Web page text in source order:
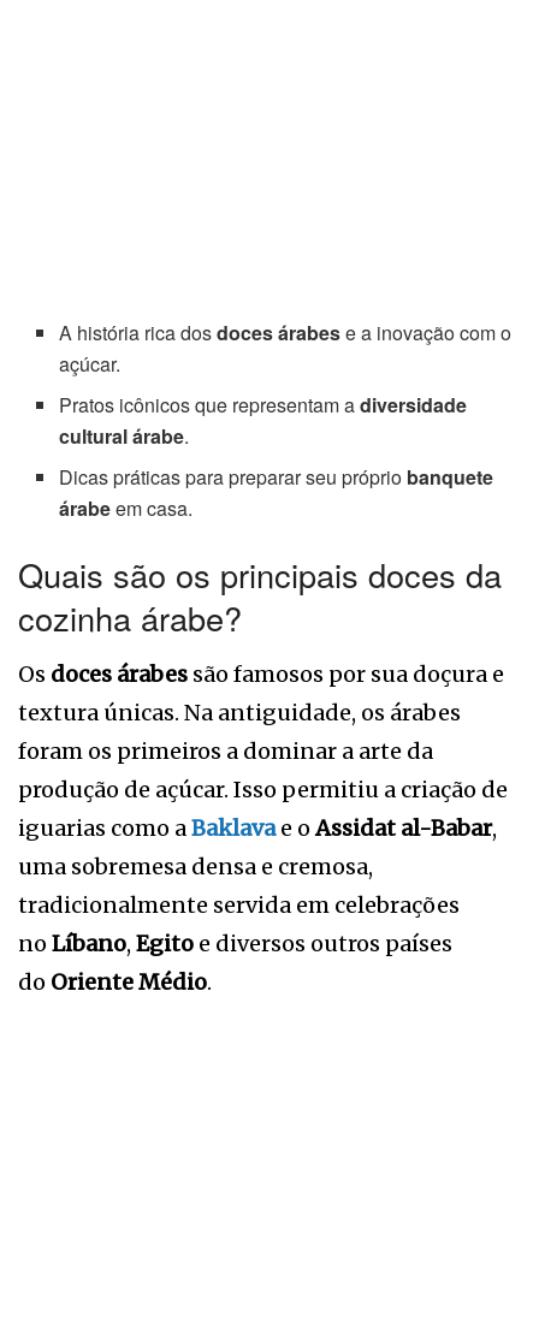
A história rica dosdoces árabese a inovação com o
açúcar.
Pratos icônicos que representam adiversidade
cultural árabe.
Dicas práticas para preparar seu próprio banquete
árabeem casa.
Quais são os principais doces da
cozinha árabe?
Os doces árabes são famosos por sua doçura e
textura únicas. Na antiguidade, os árabes
foram os primeiros a dominar a arte da
produção de açúcar. Isso permitiu a criação de
iguarias como aBaklava e oAssidat al-Babar,
uma sobremesa densa e cremosa,
tradicionalmente servida em celebrações
no Líbano, Egito e diversos outros países
do Oriente Médio.